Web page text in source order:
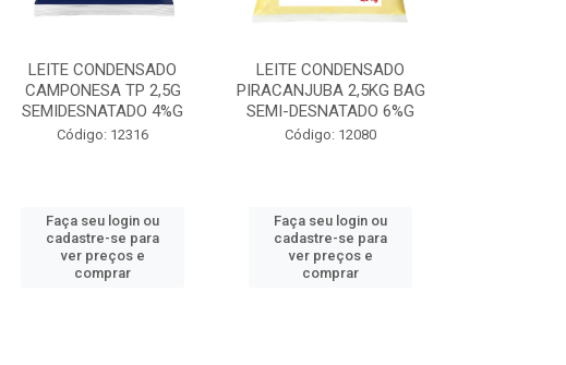
LEITE CONDENSADO
CAMPONESA TP 2,5G
SEMIDESNATADO 4%G
Código: 12316
Faça seu login ou
cadastre-se para
ver preços e
comprar
LEITE CONDENSADO
PIRACANJUBA 2,5KG BAG
SEMI-DESNATADO 6%G
Código: 12080
Faça seu login ou
cadastre-se para
ver preços e
comprar